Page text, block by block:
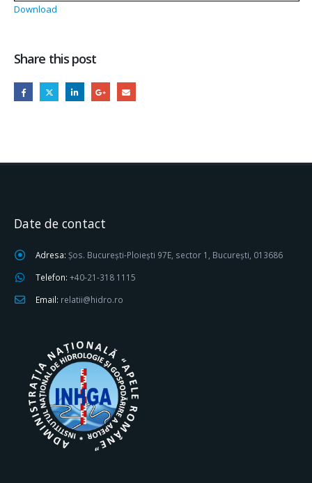
Download
Share this post
Date de contact
Adresa: Șos. București-Ploiești 97E, sector 1, București, 013686
Telefon: +40-21-318 1115
Email: relatii@hidro.ro